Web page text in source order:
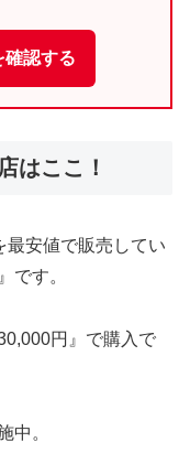
確認する
はここ！
最安値で販売してい
です。
円』で購入で
中。